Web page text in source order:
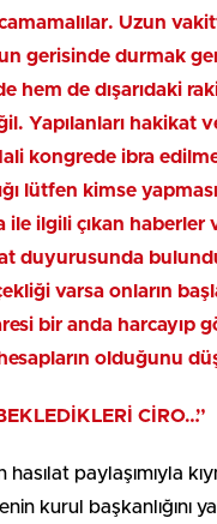
Uzun
gerisinde durmak
hem de dışarıdaki
Yapılanları hakikat
kongrede ibra
lütfen kimse
ile ilgili çıkan haberler
duyurusunda
varsa onların
bir anda harcayıp
olduğunu
CİRO…”
hasılat paylaşımıyla
kurul başkanlığını